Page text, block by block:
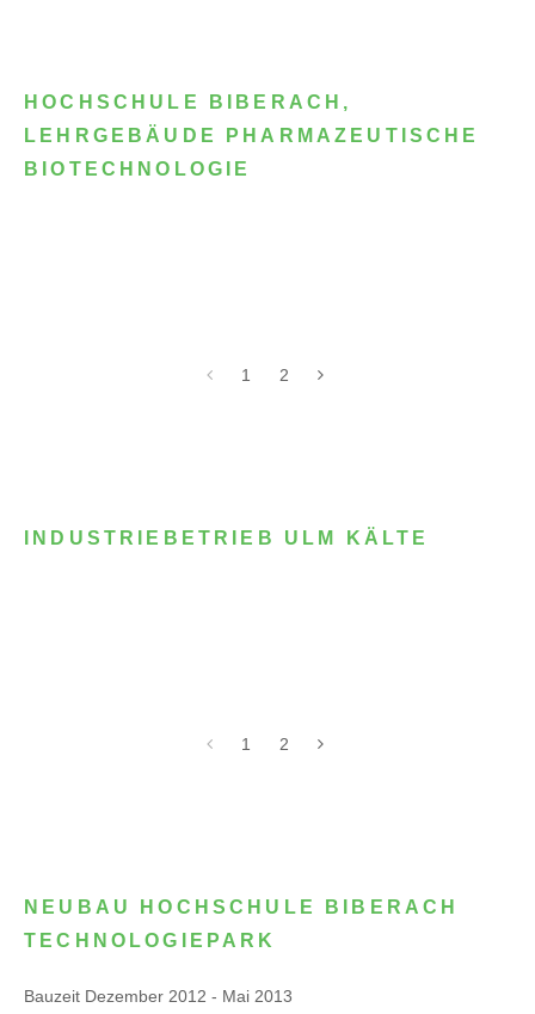
HOCHSCHULE BIBERACH,
LEHRGEBÄUDE PHARMAZEUTISCHE
BIOTECHNOLOGIE
1 2
INDUSTRIEBETRIEB ULM KÄLTE
1 2
NEUBAU HOCHSCHULE BIBERACH
TECHNOLOGIEPARK
Bauzeit Dezember 2012 - Mai 2013